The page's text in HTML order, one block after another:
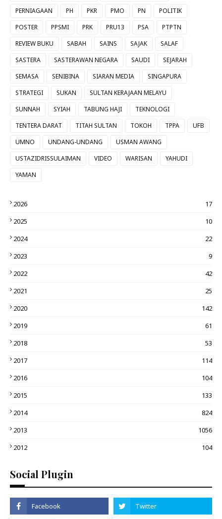
PERNIAGAAN
PH PKR PMO PN
POLITIK
POSTER
PPSMI PRK PRU13 PSA
PTPTN
REVIEW BUKU
SABAH SAINS SAJAK
SALAF
SASTERA
SASTERAWAN NEGARA SAUDI
SEJARAH
SEMASA
SENIBINA SIARAN MEDIA
SINGAPURA
STRATEGI
SUKAN
SULTAN KERAJAAN MELAYU
SUNNAH
SYIAH TABUNG HAJI
TEKNOLOGI
TENTERA DARAT
TITAH SULTAN TOKOH TPPA
UFB
UMNO
UNDANG-UNDANG
USMAN AWANG
USTAZIDRISSULAIMAN
VIDEO WARISAN
YAHUDI
YAMAN
2026
17
2025
10
2024
22
2023
9
2022
42
2021
25
2020
142
2019
61
2018
53
2017
114
2016
104
2015
133
2014
824
2013
1056
2012
104
Social Plugin